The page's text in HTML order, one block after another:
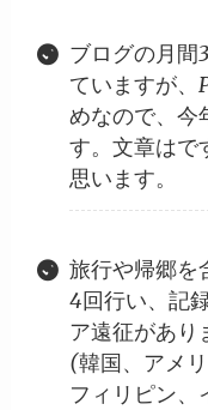
ブログの月間
ていますが、
めなので、今
す。文章はで
思います。
旅行や帰郷を
4回行い、記
ア遠征があり
(韓国、アメ
フィリピン、